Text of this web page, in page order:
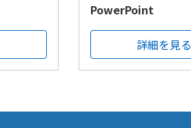
PowerPoint
詳細を見る